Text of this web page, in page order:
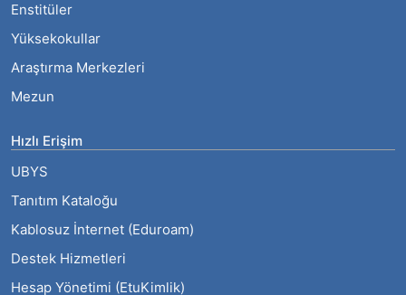
Enstitüler
Yüksekokullar
Araştırma Merkezleri
Mezun
Hızlı Erişim
UBYS
Tanıtım Kataloğu
Kablosuz İnternet (Eduroam)
Destek Hizmetleri
Hesap Yönetimi (EtuKimlik)